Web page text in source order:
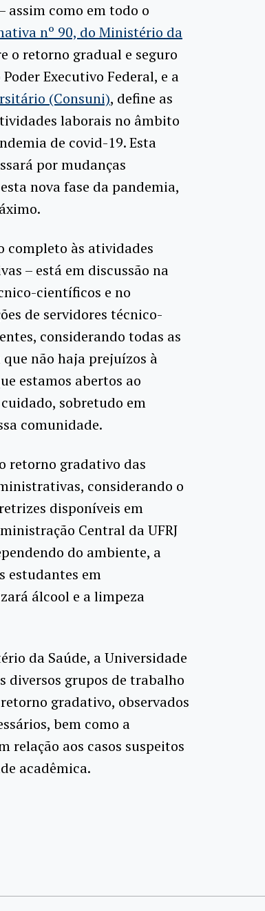
assim como em todo o
nº 90, do Ministério da
o retorno gradual e seguro
Executivo Federal, e a
(Consuni), define as
laborais no âmbito
de covid-19. Esta
por mudanças
nova fase da pandemia,
completo às atividades
– está em discussão na
científicos e no
de servidores técnico-
considerando todas as
não haja prejuízos à
estamos abertos ao
sobretudo em
comunidade.
retorno gradativo das
considerando o
disponíveis em
Central da UFRJ
do ambiente, a
estudantes em
álcool e a limpeza
da Saúde, a Universidade
diversos grupos de trabalho
gradativo, observados
bem como a
relação aos casos suspeitos
acadêmica.